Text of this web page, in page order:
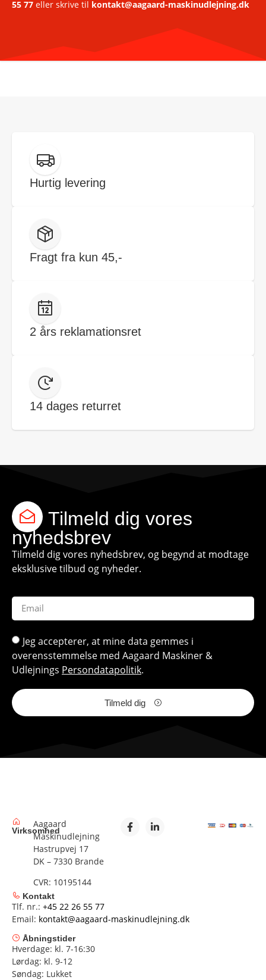
55 77 eller skrive til kontakt@aagaard-maskinudlejning.dk
Hurtig levering
Fragt fra kun 45,-
2 års reklamationsret
14 dages returret
Tilmeld dig vores
nyhedsbrev
Tilmeld dig vores nyhedsbrev, og begynd at modtage
eksklusive tilbud og nyheder.
Jeg accepterer, at mine data gemmes i
overensstemmelse med Aagaard Maskiner &
Udlejnings Persondatapolitik.
Tilmeld dig
Virksomhed
Aagaard
Maskinudlejning
Hastrupvej 17
DK – 7330 Brande
CVR: 10195144
Kontakt
Tlf. nr.: +45 22 26 55 77
Email: kontakt@aagaard-maskinudlejning.dk
Åbningstider
Hverdage: kl. 7-16:30
Lørdag: kl. 9-12
Søndag: Lukket